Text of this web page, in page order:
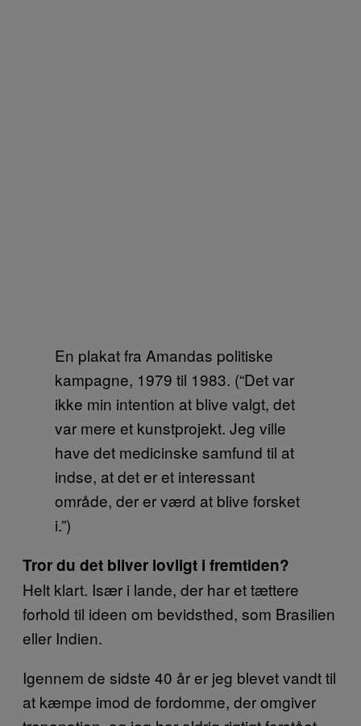
En plakat fra Amandas politiske
kampagne, 1979 til 1983. (“Det var
ikke min intention at blive valgt, det
var mere et kunstprojekt. Jeg ville
have det medicinske samfund til at
indse, at det er et interessant
område, der er værd at blive forsket
i.”)
Tror du det bliver lovligt i fremtiden?
Helt klart. Især i lande, der har et tættere
forhold til ideen om bevidsthed, som Brasilien
eller Indien.
Igennem de sidste 40 år er jeg blevet vandt til
at kæmpe imod de fordomme, der omgiver